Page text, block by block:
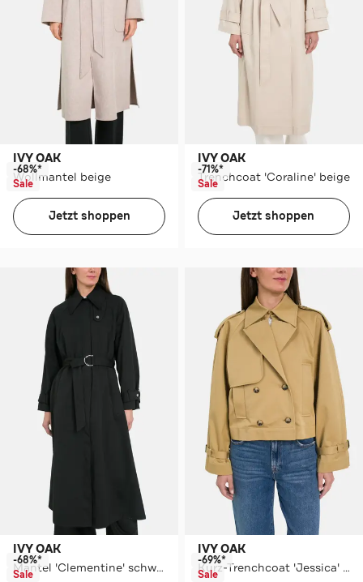
IVY OAK
Wollmantel beige
-68%*
Sale
Jetzt shoppen
IVY OAK
Trenchcoat 'Coraline' beige
-71%*
Sale
Jetzt shoppen
IVY OAK
Mantel 'Clementine' schwarz
-68%*
Sale
IVY OAK
Kurz-Trenchcoat 'Jessica' senfgelb
-69%*
Sale